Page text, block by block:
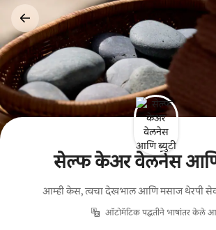
कंटेंटवर
सेल्फ केअर वेलनेस आणि
आम्ही केस, त्वचा देखभाल आणि मसाज थेरपी
ऑटोमॅटिक पद्धतीने भाषांतर केले